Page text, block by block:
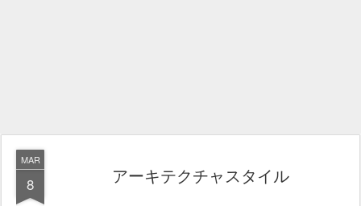
MAR
8 アーキテクチャスタイル